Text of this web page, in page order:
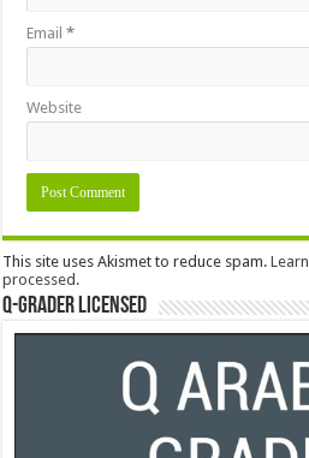
Email*
Website
This site uses Akismet to reduce spam.
processed.
Q-Grader Licensed